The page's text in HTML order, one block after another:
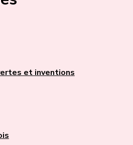
et inventions